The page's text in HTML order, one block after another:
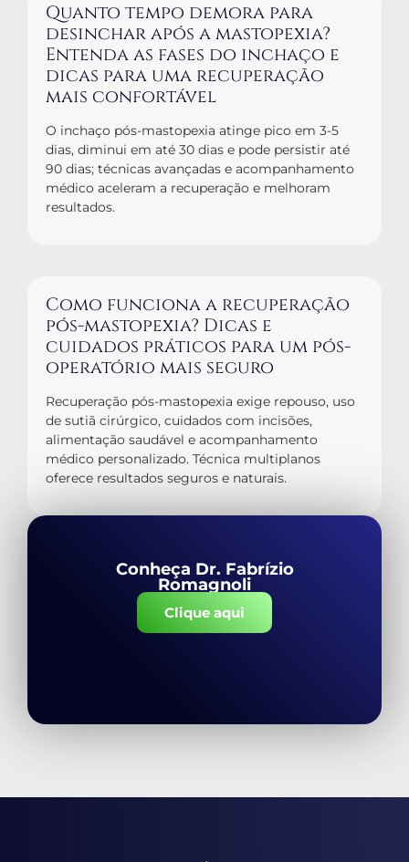
Quanto tempo demora para
desinchar após a mastopexia?
Entenda as fases do inchaço e
dicas para uma recuperação
mais confortável
O inchaço pós-mastopexia atinge pico em 3-5
dias, diminui em até 30 dias e pode persistir até
90 dias; técnicas avançadas e acompanhamento
médico aceleram a recuperação e melhoram
resultados.
Como funciona a recuperação
pós-mastopexia? Dicas e
cuidados práticos para um pós-
operatório mais seguro
Recuperação pós-mastopexia exige repouso, uso
de sutiã cirúrgico, cuidados com incisões,
alimentação saudável e acompanhamento
médico personalizado. Técnica multiplanos
oferece resultados seguros e naturais.
Conheça Dr. Fabrízio
Romagnoli
Clique aqui